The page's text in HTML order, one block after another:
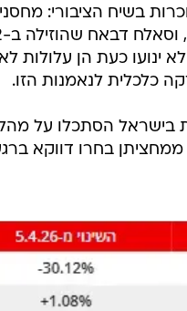
בשיח הציבורי: מחסני
ינועו כעת הן עלולות
כלכלית לנאמנות הזו.
בישראל הסתכלו על
בחרו דווקא